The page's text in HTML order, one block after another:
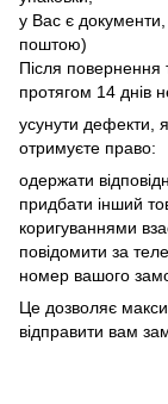
у Вас є
поштою)
Після повернення
протягом 14 днів
усунути дефекти,
отримуєте право:
одержати
придбати інший
коригуваннями
повідомити за
номер вашого
Це дозволяє
відправити вам